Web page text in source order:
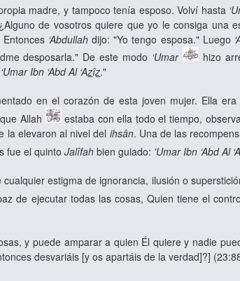
madre, y tampoco tenía esposo. Volví hasta
de vosotros quiere que yo le consiga una
‘Abdullah dijo: "Yo tengo esposa." Luego
desposarla." De este modo ‘Umar
hizo
‘Umar Ibn ‘Abd Al ‘Azîz."
en el corazón de esta joven mujer. Ella
Allah
estaba con ella todo el tiempo,
la elevaron al nivel del ihsân. Una de las
fue el quintoJalîfah bien guiado: 'Umar Ibn ‘Abd Al
estigma de ignorancia, ilusión o
de ejecutar todas las cosas, Quien tiene el
y puede amparar a quien Él quiere y nadie
desvariáis [y os apartáis de la verdad]?]